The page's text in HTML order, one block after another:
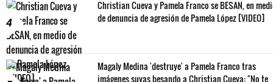
4
Christian Cueva y Pamela Franco se BESAN, en
de denuncia de agresión de Pamela López [VIDEO]
Magaly Medina 'destruye' a Pamela Franco tras
imágenes suyas besando a Christian Cueva: "No te